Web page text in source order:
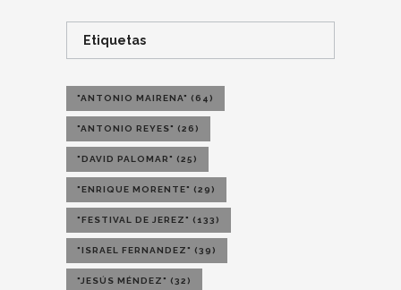
Etiquetas
"ANTONIO MAIRENA" (64)
"ANTONIO REYES" (26)
"DAVID PALOMAR" (25)
"ENRIQUE MORENTE" (29)
"FESTIVAL DE JEREZ" (133)
"ISRAEL FERNANDEZ" (39)
"JESÚS MÉNDEZ" (32)